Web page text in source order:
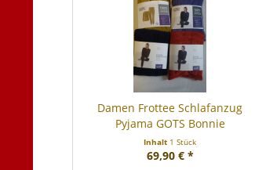
Damen Frottee Schlafanzug
Pyjama GOTS Bonnie
Inhalt 1 Stück
69,90 € *